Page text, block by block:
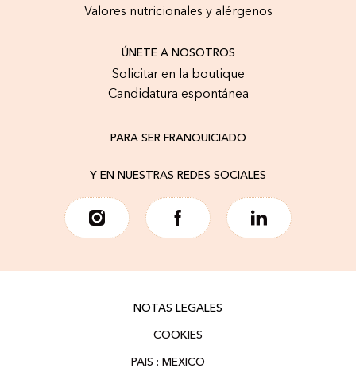
Valores nutricionales y alérgenos
ÚNETE A NOSOTROS
Solicitar en la boutique
Candidatura espontánea
PARA SER FRANQUICIADO
Y EN NUESTRAS REDES SOCIALES
NOTAS LEGALES
COOKIES